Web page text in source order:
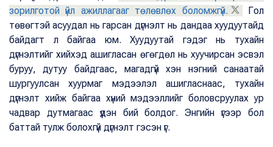
зорилготой үйл ажиллагааг төлөвлөх боломжгүй.
Гол
төвөгтэй асуудал нь гарсан дүгнэлт нь дандаа хуудуутайд
байдагт л байгаа юм. Хуудуутай гэдэг нь тухайн
дүгнэлтийг хийхэд ашигласан өгөгдөл нь хуучирсан эсвэл
буруу, дутуу байдгаас, магадгүй хэн нэгний санаатай
шургуулсан хуурмаг мэдээлэл ашигласнаас, тухайн
дүгнэлт хийж байгаа хүний мэдээллийг боловсруулах ур
чадвар дутмагаас үүдэн бий болдог. Энгийн үгээр бол
баттай тулж болохгүй дүгнэлт гэсэн үг.